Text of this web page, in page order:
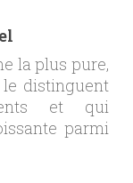
la plus pure,
le distinguent
et qui
parmi